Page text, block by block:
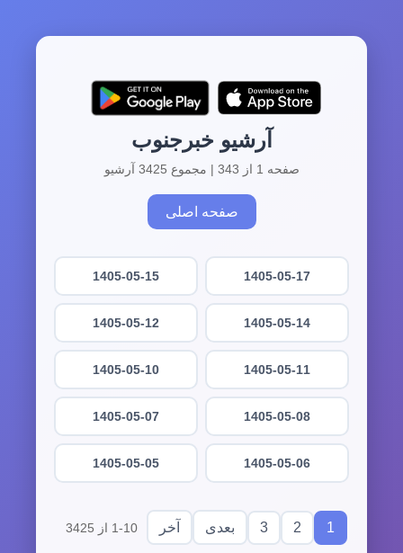
آرشیو خبرجنوب
صفحه 1 از 343 | مجموع 3425 آرشیو
صفحه اصلی
1405-05-17
1405-05-15
1405-05-14
1405-05-12
1405-05-11
1405-05-10
1405-05-08
1405-05-07
1405-05-06
1405-05-05
1
2
3 بعدی آخر 1-10 از 3425